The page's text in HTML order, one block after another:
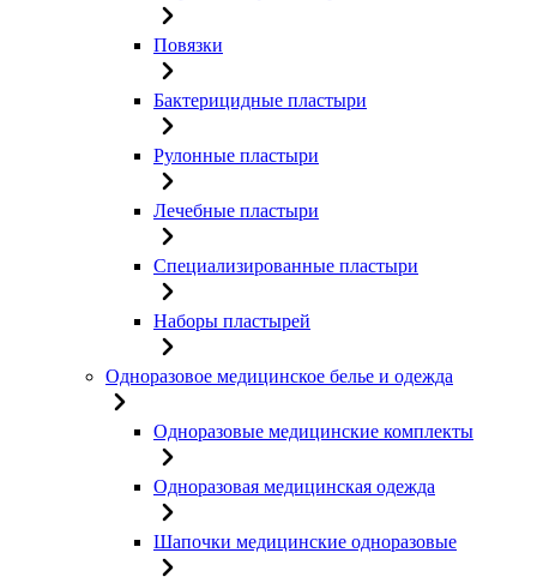
Повязки
Бактерицидные пластыри
Рулонные пластыри
Лечебные пластыри
Специализированные пластыри
Наборы пластырей
Одноразовое медицинское белье и одежда
Одноразовые медицинские комплекты
Одноразовая медицинская одежда
Шапочки медицинские одноразовые